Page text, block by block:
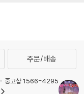
주문/배송
중고샵 1566-4295